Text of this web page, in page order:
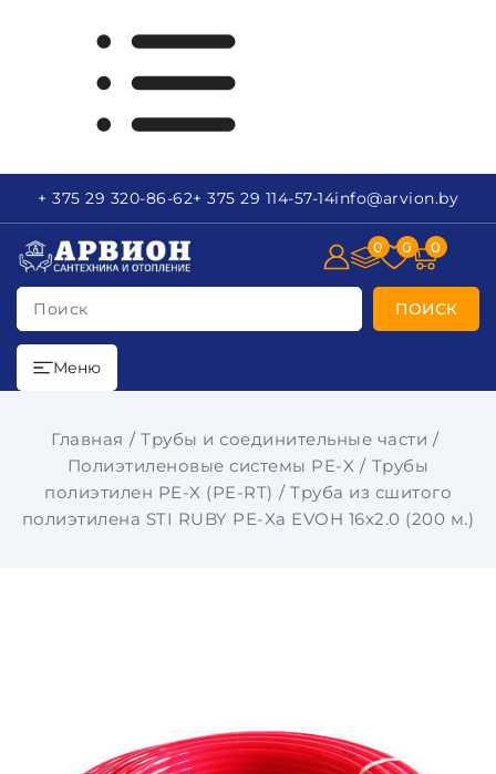
+ 375 29 320-86-62+ 375 29 114-57-14info@arvion.by
Поиск ПОИСК
0 0 0
Меню
Главная
Трубы и соединительные части
Полиэтиленовые системы PE-X
Трубы
полиэтилен PE-X (PE-RT)
Труба из сшитого
полиэтилена STI RUBY PE-Xa EVOH 16х2.0 (200 м.)